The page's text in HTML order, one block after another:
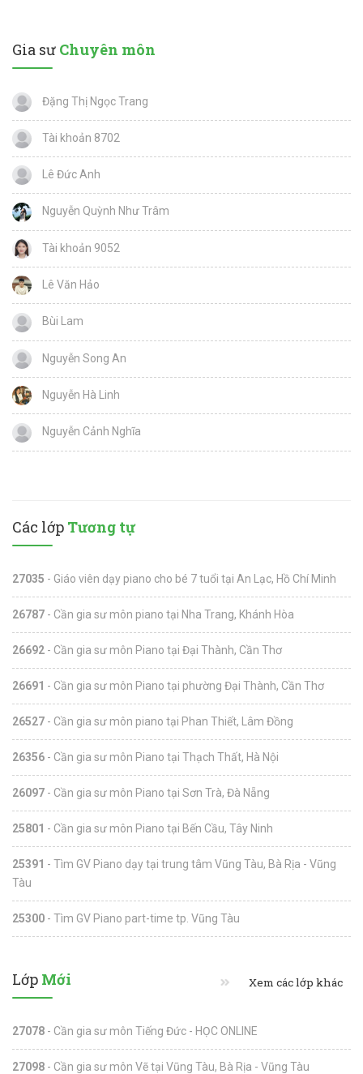
Gia sư Chuyên môn
Đặng Thị Ngọc Trang
Tài khoản 8702
Lê Đức Anh
Nguyễn Quỳnh Như Trâm
Tài khoản 9052
Lê Văn Hảo
Bùi Lam
Nguyễn Song An
Nguyễn Hà Linh
Nguyễn Cảnh Nghĩa
Các lớp Tương tự
27035 - Giáo viên dạy piano cho bé 7 tuổi tại An Lạc, Hồ Chí Minh
26787 - Cần gia sư môn piano tại Nha Trang, Khánh Hòa
26692 - Cần gia sư môn Piano tại Đại Thành, Cần Thơ
26691 - Cần gia sư môn Piano tại phường Đại Thành, Cần Thơ
26527 - Cần gia sư môn piano tại Phan Thiết, Lâm Đồng
26356 - Cần gia sư môn Piano tại Thạch Thất, Hà Nội
26097 - Cần gia sư môn Piano tại Sơn Trà, Đà Nẵng
25801 - Cần gia sư môn Piano tại Bến Cầu, Tây Ninh
25391 - Tìm GV Piano dạy tại trung tâm Vũng Tàu, Bà Rịa - Vũng
Tàu
25300 - Tìm GV Piano part-time tp. Vũng Tàu
Lớp Mới Xem các lớp khác
27078 - Cần gia sư môn Tiếng Đức - HỌC ONLINE
27098 - Cần gia sư môn Vẽ tại Vũng Tàu, Bà Rịa - Vũng Tàu